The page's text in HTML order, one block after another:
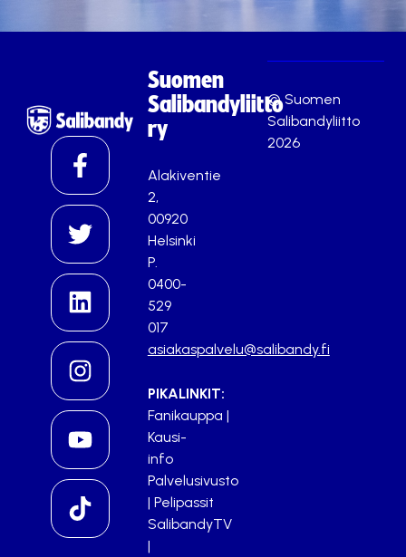
Suomen
Salibandyliitto
ry
Alakiventie
2,
00920
Helsinki
P.
0400-
529
017
asiakaspalvelu@salibandy.fi
PIKALINKIT:
Fanikauppa |
Kausi-
info
Palvelusivusto
| Pelipassit
SalibandyTV
|
© Suomen
Salibandyliitto
2026